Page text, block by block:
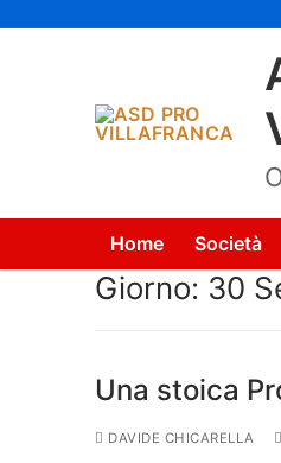
Home Società
Giorno: 30
Una stoica
DAVIDE CHICARELLA